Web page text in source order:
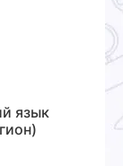
язык